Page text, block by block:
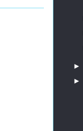
►
►